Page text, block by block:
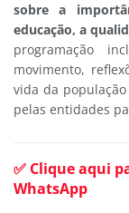
sobre a
educação, a
programação
movimento,
vida da
pelas entidades
✅ Clique aqui
WhatsApp